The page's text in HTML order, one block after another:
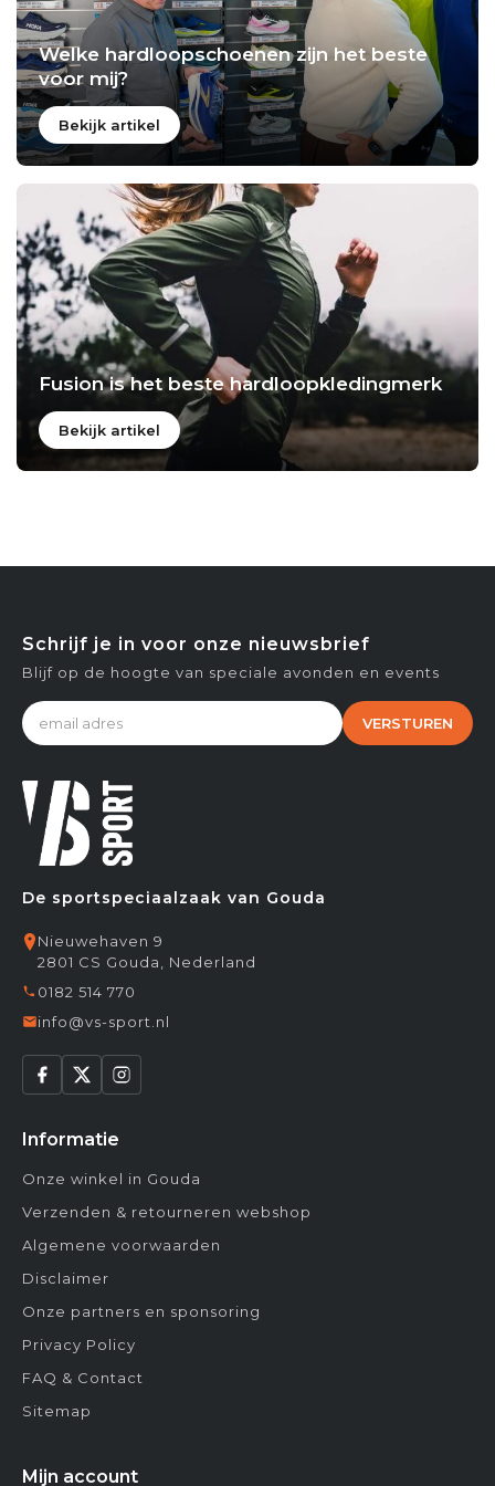
Welke hardloopschoenen zijn het beste
voor mij?
Bekijk artikel
Fusion is het beste hardloopkledingmerk
Bekijk artikel
De sportspeciaalzaak van Gouda
Nieuwehaven 9
2801 CS Gouda, Nederland
0182 514 770
info@vs-sport.nl
Informatie
Onze winkel in Gouda
Verzenden & retourneren webshop
Algemene voorwaarden
Disclaimer
Onze partners en sponsoring
Privacy Policy
FAQ & Contact
Sitemap
Mijn account
Schrijf je in voor onze nieuwsbrief
Blijf op de hoogte van speciale avonden en events
VERSTUREN